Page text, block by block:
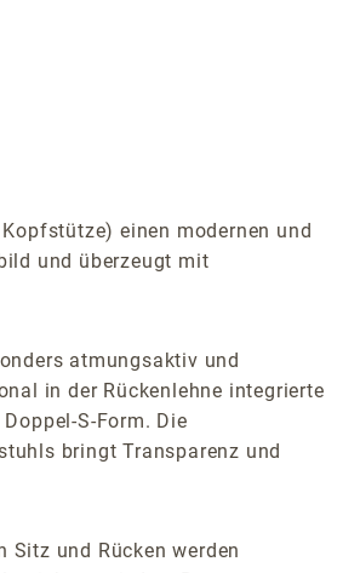
Kopfstütze) einen modernen und
und überzeugt mit
atmungsaktiv und
in der Rückenlehne integrierte
S-Form. Die
bringt Transparenz und
und Rücken werden